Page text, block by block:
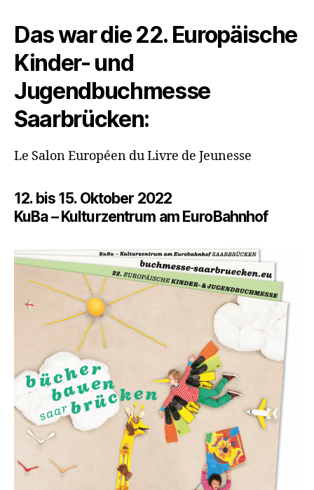
Das war die 22. Europäische
Kinder- und
Jugendbuchmesse
Saarbrücken:
Le Salon Européen du Livre de Jeunesse
12. bis 15. Oktober 2022
KuBa – Kulturzentrum am EuroBahnhof